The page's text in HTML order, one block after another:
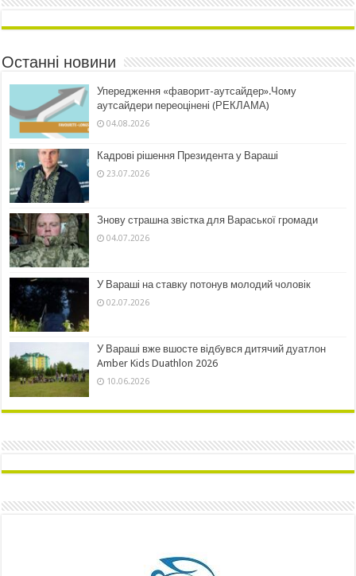
Останні новини
Упередження «фаворит-аутсайдер».Чому
аутсайдери переоцінені (РЕКЛАМА)
04.08.2026
Кадрові рішення Президента у Вараші
23.07.2026
Знову страшна звістка для Вараської громади
04.07.2026
У Вараші на ставку потонув молодий чоловік
02.07.2026
У Вараші вже вшосте відбувся дитячий дуатлон
Amber Kids Duathlon 2026
10.06.2026